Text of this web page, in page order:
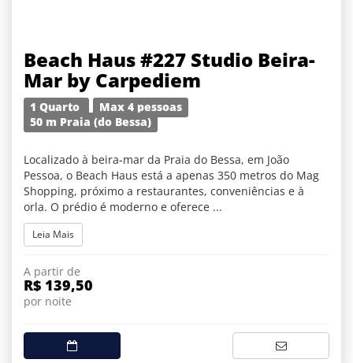
Beach Haus #227 Studio Beira-
Mar by Carpediem
1 Quarto
Max 4 pessoas
50 m Praia (do Bessa)
Localizado à beira-mar da Praia do Bessa, em João
Pessoa, o Beach Haus está a apenas 350 metros do Mag
Shopping, próximo a restaurantes, conveniências e à
orla. O prédio é moderno e oferece ...
Leia Mais
A partir de
R$ 139,50
por noite